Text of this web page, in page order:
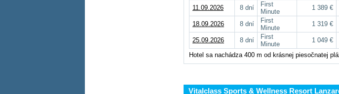
11.09.2026 8 dní
First
Minute
1 389 €
18.09.2026 8 dní
First
Minute
1 319 €
25.09.2026 8 dní
First
Minute
1 049 €
Hotel sa nachádza 400 m od krásnej piesočnatej
Vitalclass Sports & Wellness Resort